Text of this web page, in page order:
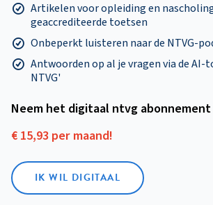
Artikelen voor opleiding en
geaccrediteerde toetsen
Onbeperkt luisteren naar de NTVG-
Antwoorden op al je vragen via de AI-
NTVG'
Neem het digitaal ntvg abonnement
€ 15,93 per maand!
IK WIL DIGITAAL